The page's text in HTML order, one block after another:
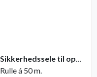
Sikkerhedssele til opbinding
Rulle á 50 m.